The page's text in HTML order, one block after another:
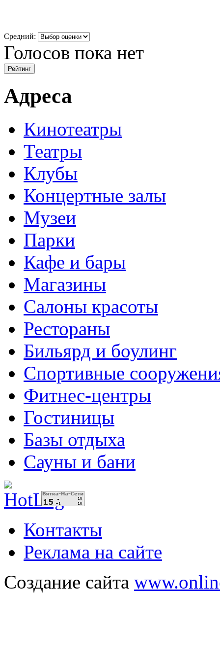
Средний:
Голосов пока нет
Адреса
Кинотеатры
Театры
Клубы
Концертные залы
Музеи
Парки
Кафе и бары
Магазины
Салоны красоты
Рестораны
Бильярд и боулинг
Спортивные
Фитнес-центры
Гостиницы
Базы отдыха
Сауны и бани
Контакты
Реклама на сайте
Создание сайта